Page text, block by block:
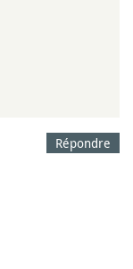
Répondre